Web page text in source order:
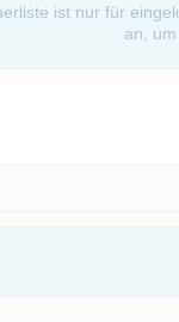
ist nur für
an,